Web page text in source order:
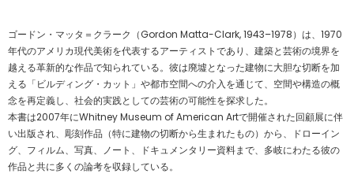
ゴードン・マッタ＝クラーク（Gordon Matta-Clark, 1943–1978）は、1970
年代のアメリカ現代美術を代表するアーティストであり、建築と芸術の境界を
越える革新的な作品で知られている。彼は廃墟となった建物に大胆な切断を加
える「ビルディング・カット」や都市空間への介入を通じて、空間や構造の概
念を再定義し、社会的実践としての芸術の可能性を探求した。
本書は2007年にWhitney Museum of American Artで開催された回顧展に伴
い出版され、彫刻作品（特に建物の切断から生まれたもの）から、ドローイン
グ、フィルム、写真、ノート、ドキュメンタリー資料まで、多岐にわたる彼の
作品と共に多くの論考を収録している。